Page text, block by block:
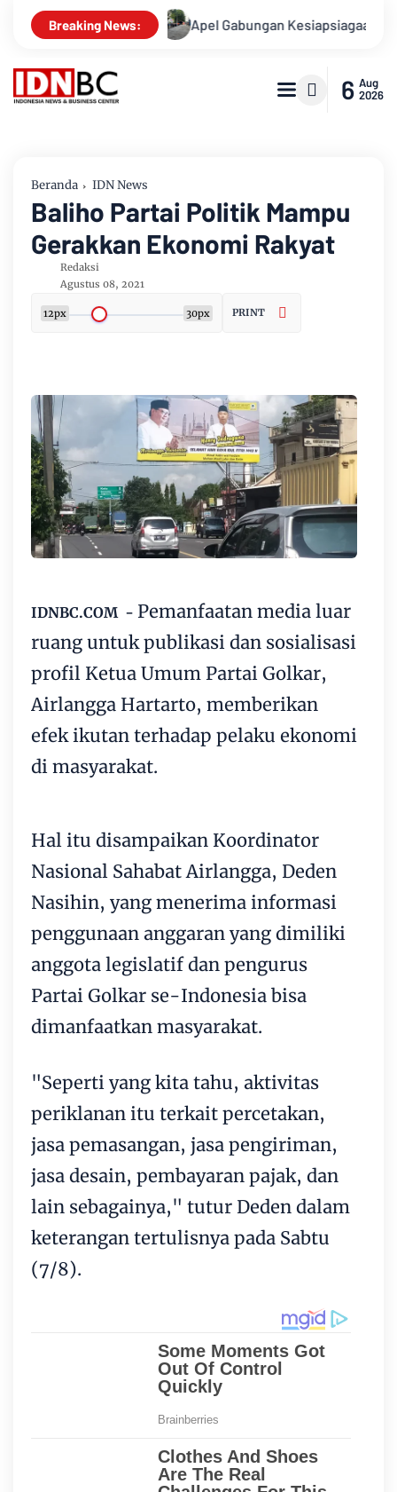
Breaking News:
Apel Gabungan Kesiapsiagaan Untuk
6 Aug
2026
Beranda IDN News
Baliho Partai Politik Mampu
Gerakkan Ekonomi Rakyat
Redaksi
Agustus 08, 2021
12px 30px PRINT
IDNBC.COM - Pemanfaatan media luar
ruang untuk publikasi dan sosialisasi
profil Ketua Umum Partai Golkar,
Airlangga Hartarto, memberikan
efek ikutan terhadap pelaku ekonomi
di masyarakat.
Hal itu disampaikan Koordinator
Nasional Sahabat Airlangga, Deden
Nasihin, yang menerima informasi
penggunaan anggaran yang dimiliki
anggota legislatif dan pengurus
Partai Golkar se-Indonesia bisa
dimanfaatkan masyarakat.
"Seperti yang kita tahu, aktivitas
periklanan itu terkait percetakan,
jasa pemasangan, jasa pengiriman,
jasa desain, pembayaran pajak, dan
lain sebagainya," tutur Deden dalam
keterangan tertulisnya pada Sabtu
(7/8).